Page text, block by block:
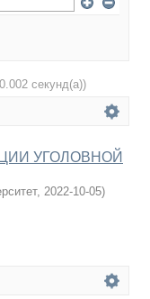
секунд(а))
УГОЛОВНОЙ
, 2022-10-05)